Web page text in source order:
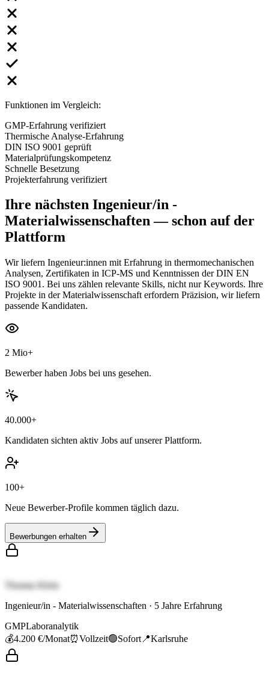
Funktionen im Vergleich:
GMP-Erfahrung verifiziert
Thermische Analyse-Erfahrung
DIN ISO 9001 geprüft
Materialprüfungskompetenz
Schnelle Besetzung
Projekterfahrung verifiziert
Ihre nächsten Ingenieur/in -
Materialwissenschaften— schon auf der
Plattform
Wir liefern Ingenieur:innen mit Erfahrung in thermomechanischen
Analysen, Zertifikaten in ICP-MS und Kenntnissen der DIN EN
ISO 9001. Bei uns zählen relevante Skills, nicht nur Keywords. Ihre
Projekte in der Materialwissenschaft erfordern Präzision, wir liefern
passende Kandidaten.
2 Mio+
Bewerber haben Jobs bei uns gesehen.
40.000+
Kandidaten sichten aktiv Jobs auf unserer Plattform.
100+
Neue Bewerber-Profile kommen täglich dazu.
Bewerbungen erhalten
Thomas Klein
Ingenieur/in - Materialwissenschaften · 5 Jahre Erfahrung
GMPLaboranalytik
💰4.200 €/Monat⏰Vollzeit🟢Sofort 📍Karlsruhe